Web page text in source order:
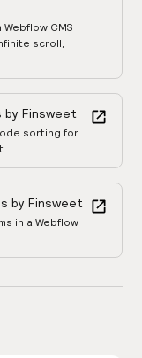
CMS
scroll,
Finsweet
sorting for
by Finsweet
in a Webflow